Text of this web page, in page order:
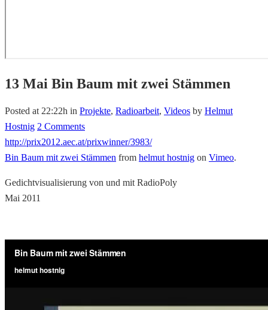
13 Mai Bin Baum mit zwei Stämmen
Posted at 22:22h in Projekte, Radioarbeit, Videos by Helmut
Hostnig 2 Comments
http://prix2012.aec.at/prixwinner/3983/
Bin Baum mit zwei Stämmen from helmut hostnig on Vimeo.
Gedichtvisualisierung von und mit RadioPoly
Mai 2011